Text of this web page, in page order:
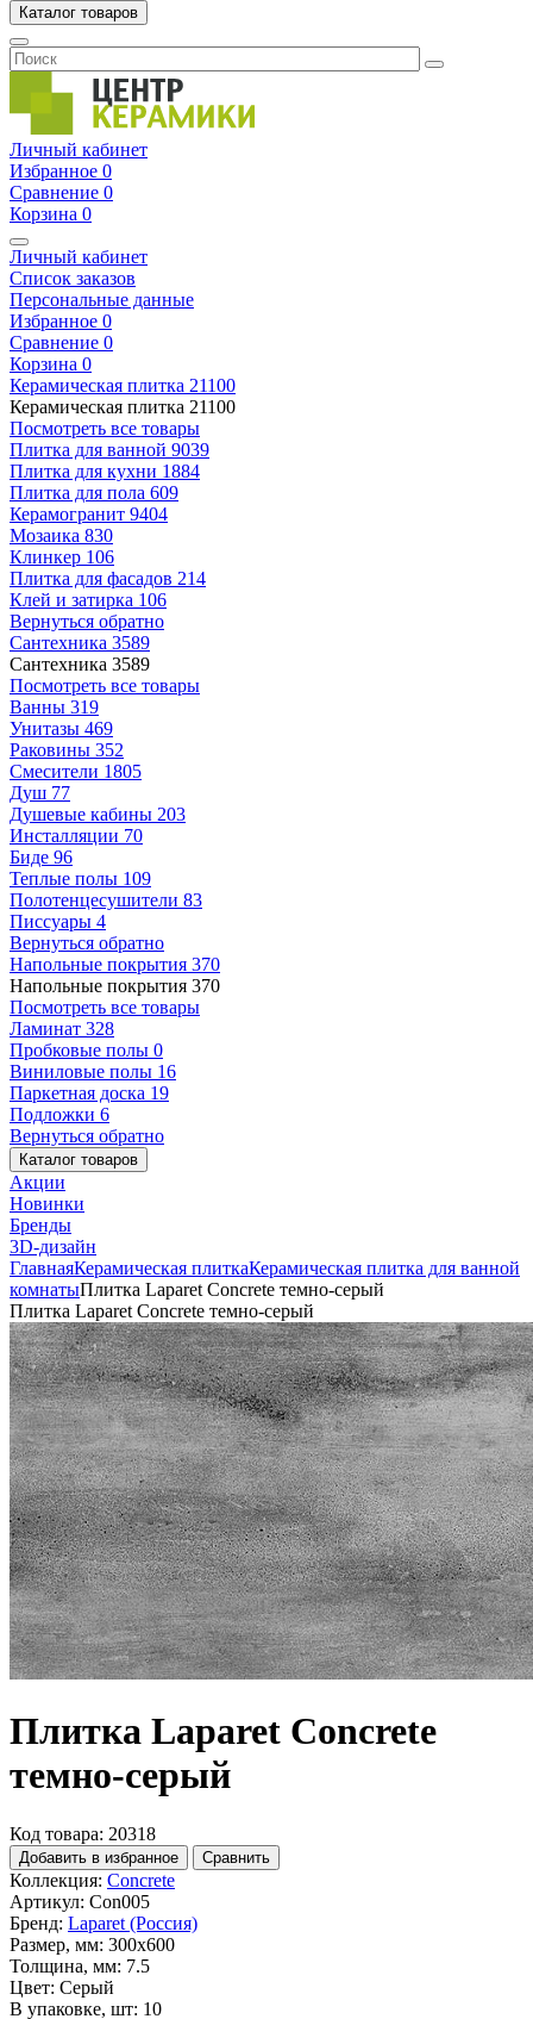
Каталог товаров
Личный кабинет
Избранное 0
Сравнение 0
Корзина 0
Личный кабинет
Список заказов
Персональные данные
Избранное 0
Сравнение 0
Корзина 0
Керамическая плитка 21100
Керамическая плитка 21100
Посмотреть все товары
Плитка для ванной 9039
Плитка для кухни 1884
Плитка для пола 609
Керамогранит 9404
Мозаика 830
Клинкер 106
Плитка для фасадов 214
Клей и затирка 106
Вернуться обратно
Сантехника 3589
Сантехника 3589
Посмотреть все товары
Ванны 319
Унитазы 469
Раковины 352
Смесители 1805
Душ 77
Душевые кабины 203
Инсталляции 70
Биде 96
Теплые полы 109
Полотенцесушители 83
Писсуары 4
Вернуться обратно
Напольные покрытия 370
Напольные покрытия 370
Посмотреть все товары
Ламинат 328
Пробковые полы 0
Виниловые полы 16
Паркетная доска 19
Подложки 6
Вернуться обратно
Каталог товаров
Акции
Новинки
Бренды
3D-дизайн
ГлавнаяКерамическая плиткаКерамическая плитка для ванной
комнатыПлитка Laparet Concrete темно-серый
Плитка Laparet Concrete темно-серый
Плитка Laparet Concrete
темно-серый
Код товара: 20318
Добавить в избранное Сравнить
Коллекция: Concrete
Артикул: Con005
Бренд: Laparet (Россия)
Размер, мм: 300x600
Толщина, мм: 7.5
Цвет: Серый
В упаковке, шт: 10